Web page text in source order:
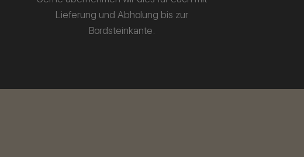
Lieferung und Abholung bis zur
Bordsteinkante.